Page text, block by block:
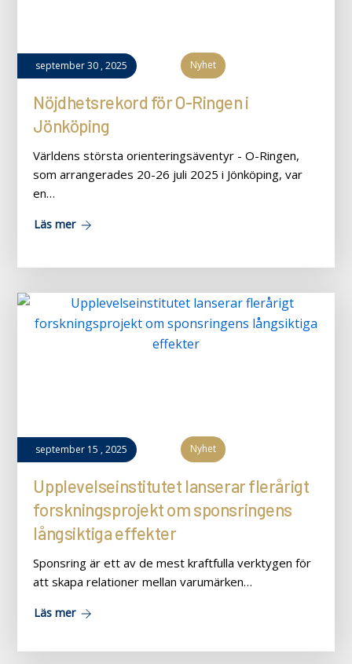
september 30 ,2025 Nyhet
Nöjdhetsrekord för O-Ringen i
Jönköping
Världens största orienteringsäventyr - O-Ringen,
som arrangerades 20-26 juli 2025 i Jönköping, var
en…
Läs mer
september 15 ,2025 Nyhet
Upplevelseinstitutet lanserar flerårigt
forskningsprojekt om sponsringens
långsiktiga effekter
Sponsring är ett av de mest kraftfulla verktygen för
att skapa relationer mellan varumärken…
Läs mer